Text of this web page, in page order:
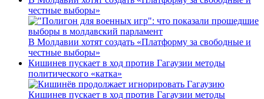
честные выборы»
В Молдавии хотят создать «Платформу за свободные и
честные выборы»
Кишинев пускает в ход против Гагаузии методы
политического «катка»
Кишинев пускает в ход против Гагаузии методы